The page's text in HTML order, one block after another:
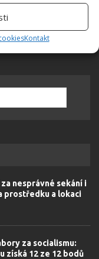
Kontakt
Jak ale
nesprávné sekání i
prostředku a lokaci
za socialismu:
získá 12 ze 12 bodů